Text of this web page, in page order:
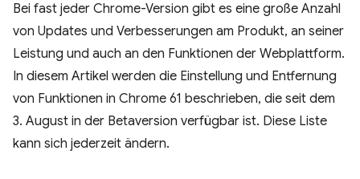
Bei fast jeder Chrome-Version gibt es eine große Anzahl
von Updates und Verbesserungen am Produkt, an seiner
Leistung und auch an den Funktionen der Webplattform.
In diesem Artikel werden die Einstellung und Entfernung
von Funktionen in Chrome 61 beschrieben, die seit dem
3. August in der Betaversion verfügbar ist. Diese Liste
kann sich jederzeit ändern.